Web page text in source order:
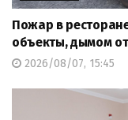
Пожар в
объекты, дымом
2026/08/07, 15:45